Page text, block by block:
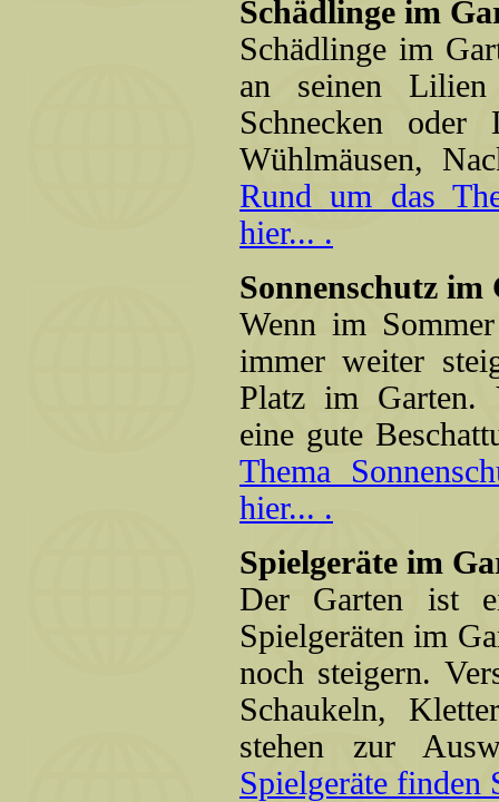
Schädlinge im
Schädlinge im
an seinen Lilien
Schnecken
Wühlmäusen,
Rund um das
hier... .
Sonnenschutz im
Wenn im
immer weiter
Platz im Garten.
eine gute
Thema
hier... .
Spielgeräte im
Der Garten ist
Spielgeräten im
noch steigern.
Schaukeln,
stehen zur
Spielgeräte finden